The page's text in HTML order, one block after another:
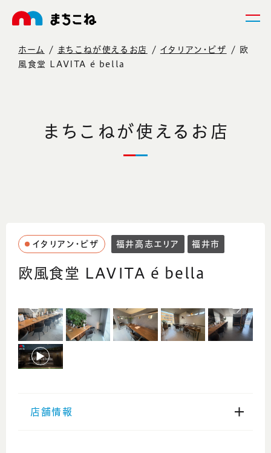
ホーム まちこねが使えるお店 イタリアン・ピザ
欧
風食堂 LAVITA é bella
まちこねが使えるお店
イタリアン・ピザ 福井高志エリア 福井市
欧風食堂 LAVITA é bella
店舗情報